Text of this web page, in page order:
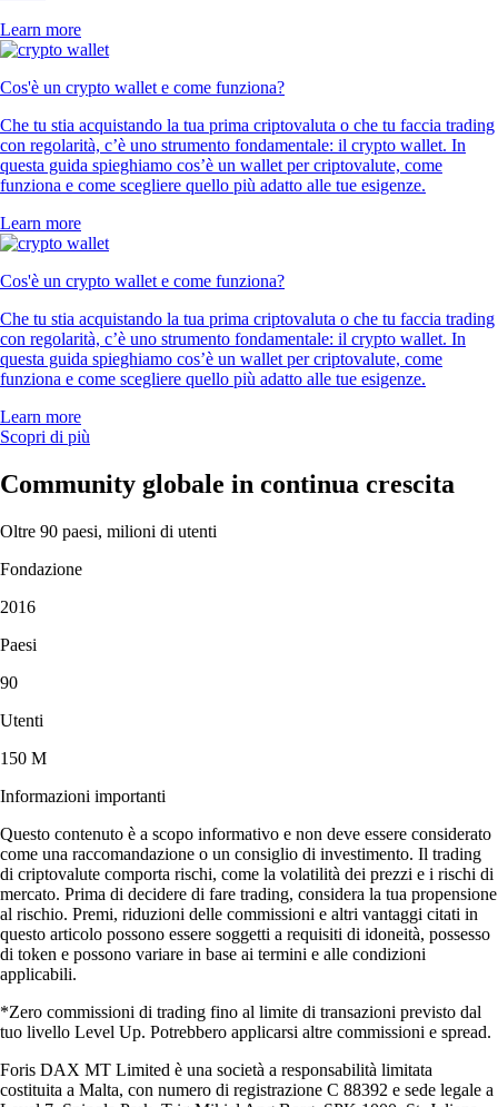
Learn more
Cos'è un crypto wallet e come funziona?
Che tu stia acquistando la tua prima criptovaluta o che tu faccia trading
con regolarità, c’è uno strumento fondamentale: il crypto wallet. In
questa guida spieghiamo cos’è un wallet per criptovalute, come
funziona e come scegliere quello più adatto alle tue esigenze.
Learn more
Cos'è un crypto wallet e come funziona?
Che tu stia acquistando la tua prima criptovaluta o che tu faccia trading
con regolarità, c’è uno strumento fondamentale: il crypto wallet. In
questa guida spieghiamo cos’è un wallet per criptovalute, come
funziona e come scegliere quello più adatto alle tue esigenze.
Learn more
Scopri di più
Community globale in continua crescita
Oltre 90 paesi, milioni di utenti
Fondazione
2016
Paesi
90
Utenti
150 M
Informazioni importanti
Questo contenuto è a scopo informativo e non deve essere considerato
come una raccomandazione o un consiglio di investimento. Il trading
di criptovalute comporta rischi, come la volatilità dei prezzi e i rischi di
mercato. Prima di decidere di fare trading, considera la tua propensione
al rischio. Premi, riduzioni delle commissioni e altri vantaggi citati in
questo articolo possono essere soggetti a requisiti di idoneità, possesso
di token e possono variare in base ai termini e alle condizioni
applicabili.
*Zero commissioni di trading fino al limite di transazioni previsto dal
tuo livello Level Up. Potrebbero applicarsi altre commissioni e spread.
Foris DAX MT Limited è una società a responsabilità limitata
costituita a Malta, con numero di registrazione C 88392 e sede legale a